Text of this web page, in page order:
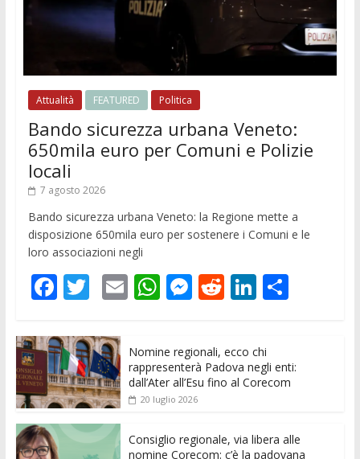
Attualità FEATURED Politica
Bando sicurezza urbana Veneto:
650mila euro per Comuni e Polizie
locali
7 agosto 2026
Bando sicurezza urbana Veneto: la Regione mette a
disposizione 650mila euro per sostenere i Comuni e le
loro associazioni negli
F
e
b
o
o
k
T
itt
er
E
l
W
s
A
p
p
M
ss
e
n
er
R
di
t
Li
k
e
dI
C
di
vi
Nomine regionali, ecco chi
rappresenterà Padova negli enti:
dall’Ater all’Esu fino al Corecom
20 luglio 2026
Consiglio regionale, via libera alle
nomine Corecom: c’è la padovana